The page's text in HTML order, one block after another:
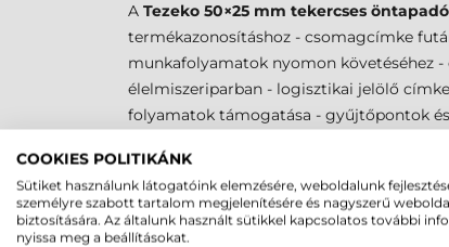
A Tezeko 50×25 mm tekercses
termékazonosításhoz - csomagcímke
munkafolyamatok nyomon követéséhez
élelmiszeriparban - logisztikai jelölő
folyamatok támogatása - gyűjtőpontok
TEZEKO 50X25 MM
A legalacsonyabb költségű
Kiváló nyomatminőséget biztosít
COOKIES POLITIKÁNK
Sütiket használunk látogatóink elemzésére, weboldalunk
személyre szabott tartalom megjelenítésére és nagyszerű
biztosítására. Az általunk használt sütikkel kapcsolatos további
nyissa meg a beállításokat.